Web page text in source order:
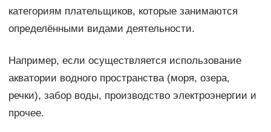
категориям плательщиков, которые занимаются
определёнными видами деятельности.
Например, если осуществляется использование
акватории водного пространства (моря, озера,
речки), забор воды, производство электроэнергии и
прочее.